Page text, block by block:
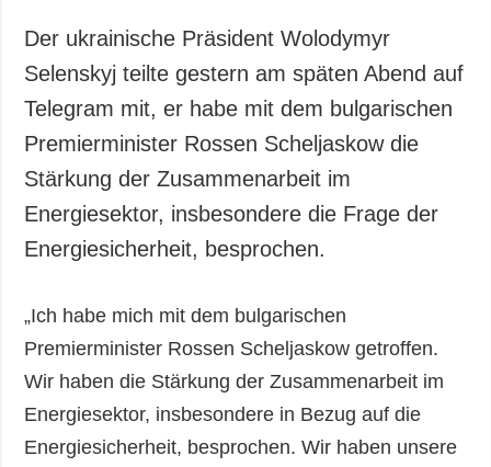
Kultur
Sport
Kriminalität
Notstand und
Notfälle
ZUSÄTZLICH
Veröffentlichungen
Fotos
Video
LEISTUNGEN
Abonnement
Der ukrainische Präsident Wolodymyr
Selenskyj teilte gestern am späten Abend auf
Telegram mit, er habe mit dem bulgarischen
Premierminister Rossen Scheljaskow die
Stärkung der Zusammenarbeit im
Energiesektor, insbesondere die Frage der
Energiesicherheit, besprochen.
„Ich habe mich mit dem bulgarischen
Premierminister Rossen Scheljaskow getroffen.
Wir haben die Stärkung der Zusammenarbeit im
Energiesektor, insbesondere in Bezug auf die
Energiesicherheit, besprochen. Wir haben unsere